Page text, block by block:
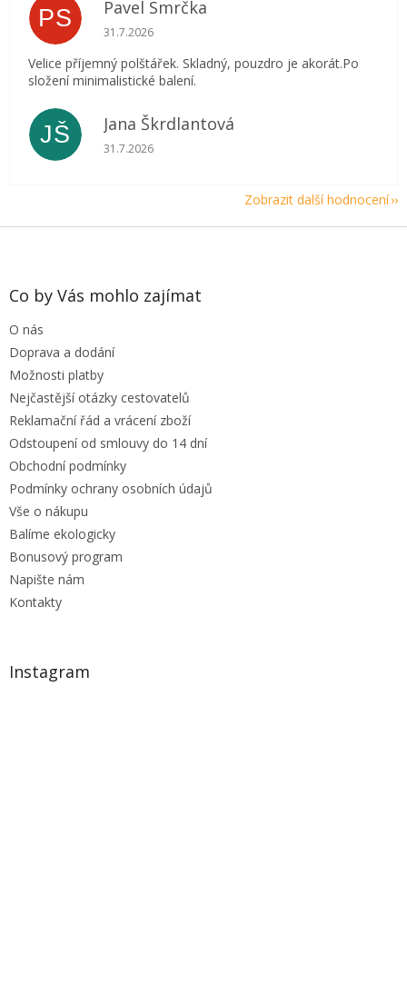
PS Pavel Smrčka
Hodnocení obchodu je 5 z 5 hvězdiček.
31.7.2026
Velice příjemný polštářek. Skladný, pouzdro je akorát.Po
složení minimalistické balení.
JŠ Jana Škrdlantová
Hodnocení obchodu je 5 z 5 hvězdiček.
31.7.2026
Zobrazit další hodnocení
Z
Co by Vás mohlo zajímat
O nás
Doprava a dodání
Možnosti platby
Nejčastější otázky cestovatelů
Reklamační řád a vrácení zboží
Odstoupení od smlouvy do 14 dní
Obchodní podmínky
Podmínky ochrany osobních údajů
Vše o nákupu
Balíme ekologicky
Bonusový program
Napište nám
Kontakty
Instagram